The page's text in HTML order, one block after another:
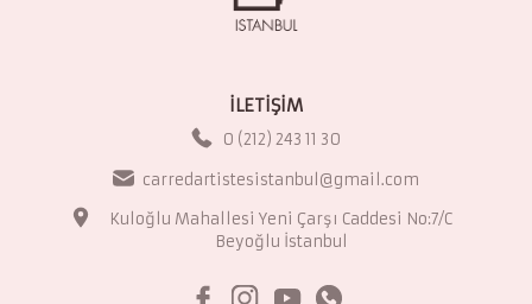
İLETİŞİM
0 (212) 243 11 30
carredartistesistanbul@gmail.com
Kuloğlu Mahallesi Yeni Çarşı Caddesi No:7/C
Beyoğlu İstanbul